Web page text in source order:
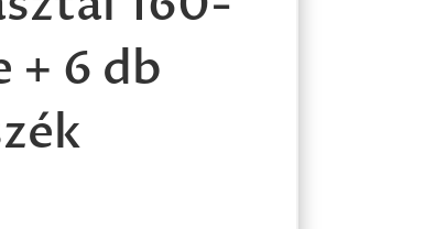
+ 6 db